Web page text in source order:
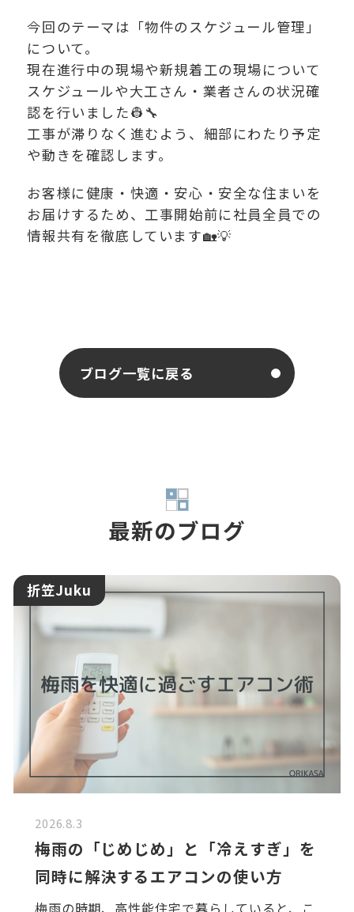
今回のテーマは「物件のスケジュール管理」
について。
現在進行中の現場や新規着工の現場について
スケジュールや大工さん・業者さんの状況確
認を行いました👷🔧
工事が滞りなく進むよう、細部にわたり予定
や動きを確認します。
お客様に健康・快適・安心・安全な住まいを
お届けするため、工事開始前に社員全員での
情報共有を徹底しています🏡💡
ブログ一覧に戻る
最新のブログ
折笠Juku
2026.8.3
梅雨の「じめじめ」と「冷えすぎ」を
同時に解決するエアコンの使い方